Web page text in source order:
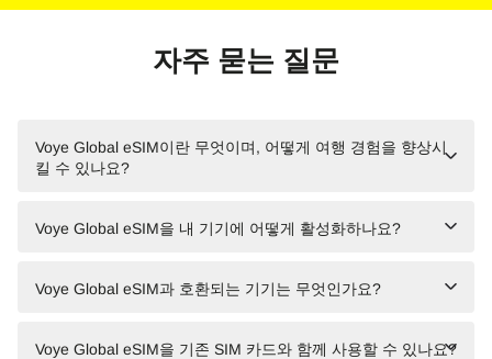
자주 묻는 질문
Voye Global eSIM이란 무엇이며, 어떻게 여행 경험을 향상시
킬 수 있나요?
Voye Global eSIM을 내 기기에 어떻게 활성화하나요?
Voye Global eSIM과 호환되는 기기는 무엇인가요?
Voye Global eSIM을 기존 SIM 카드와 함께 사용할 수 있나요?